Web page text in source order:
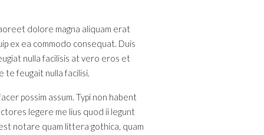
dolore magna aliquam erat
ex ea commodo consequat. Duis
nulla facilisis at vero eros et
te feugait nulla facilisi.
possim assum. Typi non habent
legere me lius quod ii legunt
notare quam littera gothica, quam